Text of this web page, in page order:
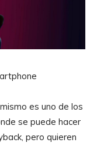
es uno de los
se puede hacer
pero quieren